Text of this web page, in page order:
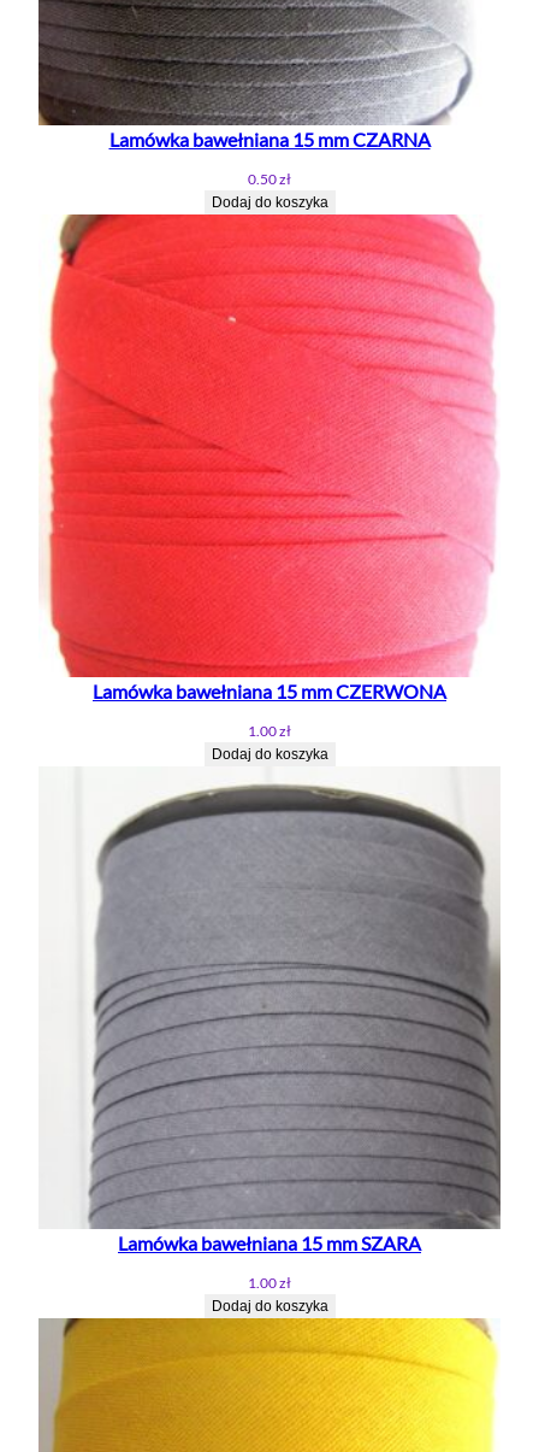
Lamówka bawełniana 15 mm CZARNA
0.50zł
Dodaj do koszyka
Lamówka bawełniana 15 mm CZERWONA
1.00zł
Dodaj do koszyka
Lamówka bawełniana 15 mm SZARA
1.00zł
Dodaj do koszyka